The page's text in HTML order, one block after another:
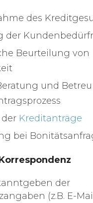
des
der
Beurteilung von
und
Kreditanträge
bei
der
(z.B. E-